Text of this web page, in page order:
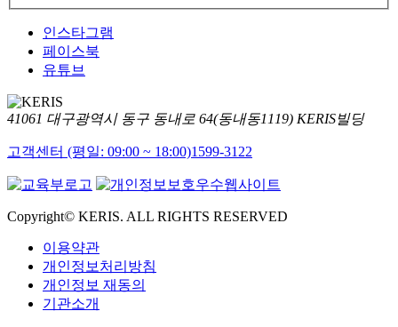
인스타그램
페이스북
유튜브
41061 대구광역시 동구 동내로 64(동내동1119) KERIS빌딩
고객센터 (평일: 09:00 ~ 18:00)1599-3122
Copyright© KERIS. ALL RIGHTS RESERVED
이용약관
개인정보처리방침
개인정보 재동의
기관소개